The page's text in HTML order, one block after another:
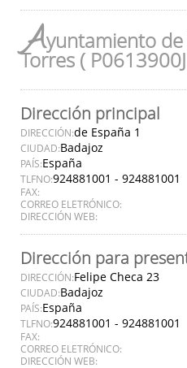
Ayuntamiento de
Torres (
Dirección principal
DIRECCIÓN:de España 1
CIUDAD:Badajoz
PAÍS:España
TLFNO:924881001 - 924881001
FAX:
CORREO ELETRÓNICO:
DIRECCIÓN WEB:
Dirección para
DIRECCIÓN:Felipe Checa 23
CIUDAD:Badajoz
PAÍS:España
TLFNO:924881001 - 924881001
FAX:
CORREO ELETRÓNICO:
DIRECCIÓN WEB: